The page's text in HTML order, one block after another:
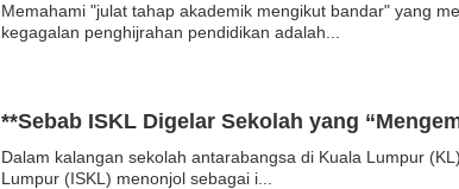
Memahami "julat tahap akademik mengikut bandar" yang
kegagalan penghijrahan pendidikan adalah...
**Sebab ISKL Digelar Sekolah yang
Dalam kalangan sekolah antarabangsa di Kuala Lumpur
Lumpur (ISKL) menonjol sebagai i...